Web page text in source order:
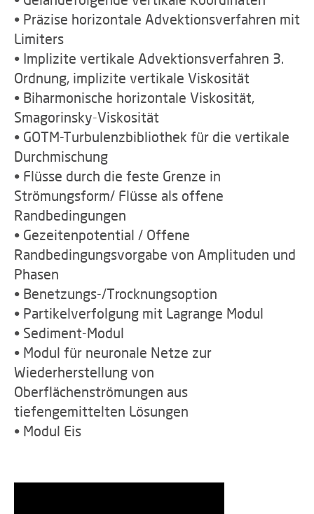
• Präzise horizontale Advektionsverfahren mit
Limiters
• Implizite vertikale Advektionsverfahren 3.
Ordnung, implizite vertikale Viskosität
• Biharmonische horizontale Viskosität,
Smagorinsky-Viskosität
• GOTM-Turbulenzbibliothek für die vertikale
Durchmischung
• Flüsse durch die feste Grenze in
Strömungsform/ Flüsse als offene
Randbedingungen
• Gezeitenpotential / Offene
Randbedingungsvorgabe von Amplituden und
Phasen
• Benetzungs-/Trocknungsoption
• Partikelverfolgung mit Lagrange Modul
• Sediment-Modul
• Modul für neuronale Netze zur
Wiederherstellung von
Oberflächenströmungen aus
tiefengemittelten Lösungen
• Modul Eis